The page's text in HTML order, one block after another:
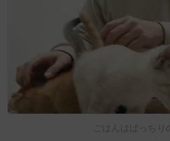
ごはんはばっちり